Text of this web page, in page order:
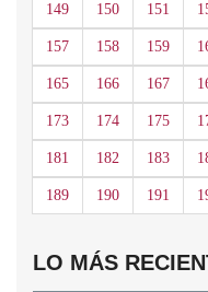
149 150 151
157 158 159
165 166 167
173 174 175
181 182 183
189 190 191
LO MÁS